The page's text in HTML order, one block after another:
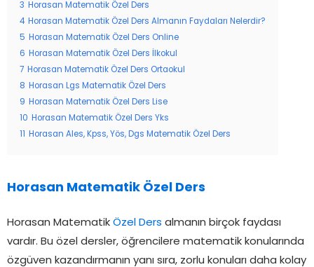
3
Horasan Matematik Özel Ders
4 Horasan Matematik Özel Ders Almanın Faydaları Nelerdir?
5
Horasan Matematik Özel Ders Online
6
Horasan Matematik Özel Ders İlkokul
7 Horasan Matematik Özel Ders Ortaokul
8
Horasan Lgs Matematik Özel Ders
9
Horasan Matematik Özel Ders Lise
10
Horasan Matematik Özel Ders Yks
Horasan Ales, Kpss, Yös, Dgs Matematik Özel Ders
Horasan Matematik Özel Ders
Horasan Matematik Özel Ders almanın birçok faydası
vardır. Bu özel dersler, öğrencilere matematik konularında
özgüven kazandırmanın yanı sıra, zorlu konuları daha kolay